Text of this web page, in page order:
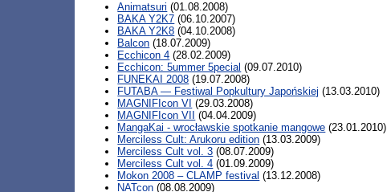
Animatsuri (01.08.2008)
BAKA Y2K7 (06.10.2007)
BAKA Y2K8 (04.10.2008)
Balcon (18.07.2009)
Ecchicon 4 (28.02.2009)
Ecchicon: 5ummer 5pecial (09.07.2010)
FUNEKAI 2008 (19.07.2008)
FUTABA — Festiwal Popkultury Japońskiej (13.03.2010)
MAGNIFIcon VI (29.03.2008)
MAGNIFIcon VII
(04.04.2009)
MangaKai - wrocławskie spotkanie mangowe (23.01.2010)
Merciless Cult: Arukoru edition (13.03.2009)
Merciless Cult vol. 3 (08.07.2009)
Merciless Cult vol. 4 (01.09.2009)
Mokon 2008 – CLAMP festival (13.12.2008)
NATcon (08.08.2009)